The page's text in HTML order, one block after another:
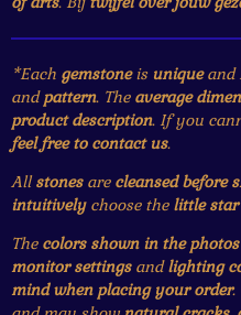
*Each gemstoneis uniqueand
andpattern. The average
product description. If you
feel free to contact us.
Allstonesare cleansed before
intuitivelychoose the little star
The colors shown in the photos
monitor settingsandlighting
mind when placing your order.